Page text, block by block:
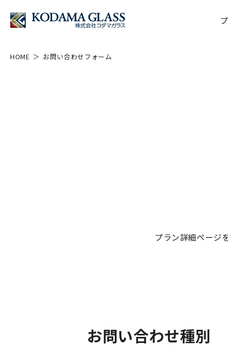
HOME お問い合わせフォーム
プラン詳細ページ
お問い合わせ種別